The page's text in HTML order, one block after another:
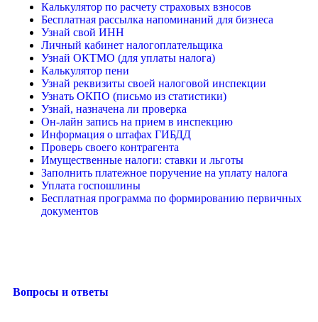
Калькулятор по расчету страховых взносов
Бесплатная рассылка напоминаний для бизнеса
Узнай свой ИНН
Личный кабинет налогоплательщика
Узнай ОКТМО (для уплаты налога)
Калькулятор пени
Узнай реквизиты своей налоговой инспекции
Узнать ОКПО (письмо из статистики)
Узнай, назначена ли проверка
Он-лайн запись на прием в инспекцию
Информация о штафах ГИБДД
Проверь своего контрагента
Имущественные налоги: ставки и льготы
Заполнить платежное поручение на уплату налога
Уплата госпошлины
Бесплатная программа по формированию первичных
документов
Вопросы и ответы